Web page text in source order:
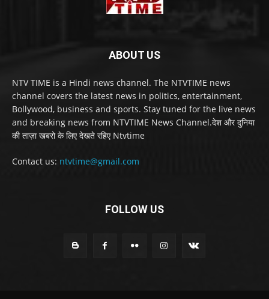
ABOUT US
NTV TIME is a Hindi news channel. The NTVTIME news
channel covers the latest news in politics, entertainment,
Bollywood, business and sports. Stay tuned for the live news
and breaking news from NTVTIME News Channel.देश और दुनिया
की ताज़ा खबरो के लिए देखते रहिए Ntvtime
Contact us: ntvtime@gmail.com
FOLLOW US